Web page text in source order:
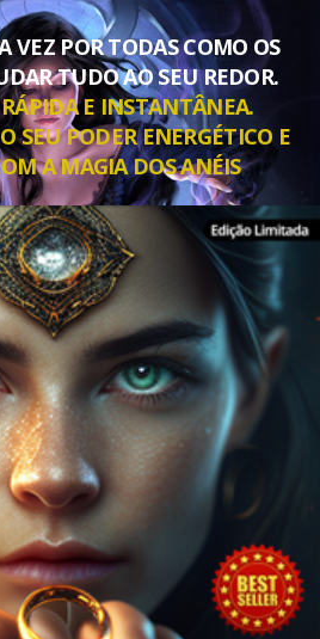
VEZ POR TODAS COMO OS
TUDO AO SEU REDOR.
E INSTANTÂNEA.
SEU PODER ENERGÉTICO E
A MAGIA DOS ANÉIS